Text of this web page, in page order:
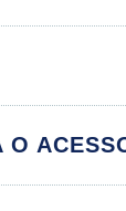
de
de
O